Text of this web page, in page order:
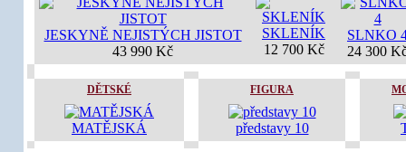
JESKYNĚ NEJISTÝCH JISTOT
43 990 Kč
SKLENÍK
12 700 Kč
SLNKO
24 300
DĚTSKÉ
MATĚJSKÁ
FIGURA
představy 10